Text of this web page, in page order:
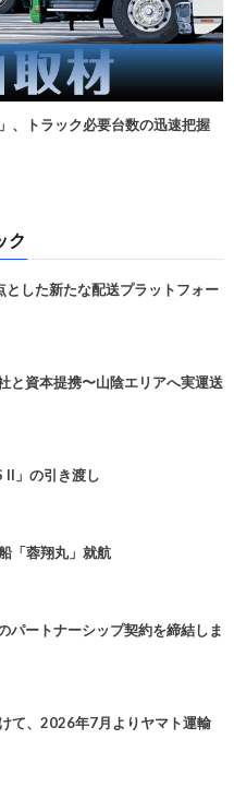
、トラック必要台数の迅速把握
ク
した新たな配送プラットフォー
資本提携〜山陰エリアへ実運送
II」の引き渡し
「蓉翔丸」就航
パートナーシップ契約を締結しま
て、2026年7月よりヤマト運輸